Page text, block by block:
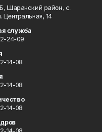
Шаранский район, с.
Центральная, 14
служба
24-09
14-08
14-08
14-08